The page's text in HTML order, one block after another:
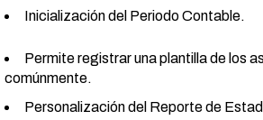
Inicialización del Periodo Contable.
Permite registrar una plantilla de los
comúnmente.
Personalización del Reporte de